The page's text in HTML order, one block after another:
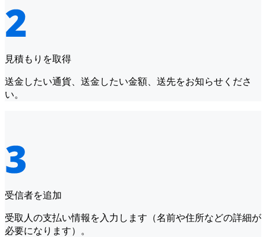
見積もりを取得
送金したい通貨、送金したい金額、送先をお知らせくださ
い。
受信者を追加
受取人の支払い情報を入力します（名前や住所などの詳細が
必要になります）。